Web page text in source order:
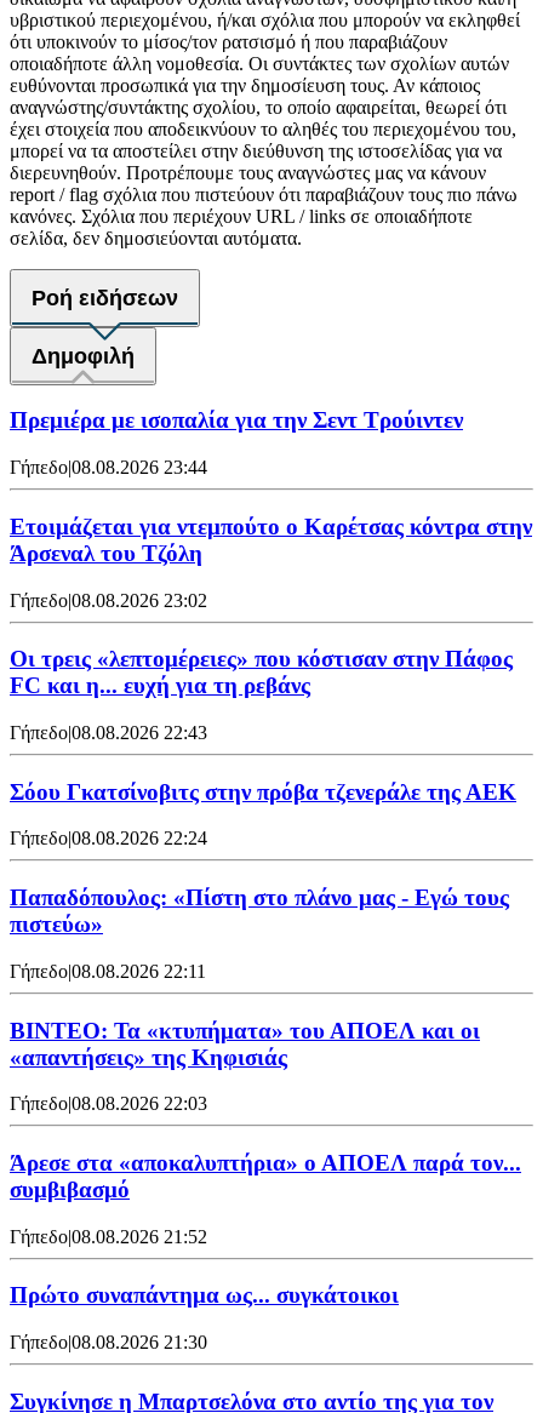
υβριστικού περιεχομένου, ή/και σχόλια που μπορούν να εκληφθεί
ότι υποκινούν το μίσος/τον ρατσισμό ή που παραβιάζουν
οποιαδήποτε άλλη νομοθεσία. Οι συντάκτες των σχολίων αυτών
ευθύνονται προσωπικά για την δημοσίευση τους. Αν κάποιος
αναγνώστης/συντάκτης σχολίου, το οποίο αφαιρείται, θεωρεί ότι
έχει στοιχεία που αποδεικνύουν το αληθές του περιεχομένου του,
μπορεί να τα αποστείλει στην διεύθυνση της ιστοσελίδας για να
διερευνηθούν. Προτρέπουμε τους αναγνώστες μας να κάνουν
report / flag σχόλια που πιστεύουν ότι παραβιάζουν τους πιο πάνω
κανόνες. Σχόλια που περιέχουν URL / links σε οποιαδήποτε
σελίδα, δεν δημοσιεύονται αυτόματα.
Ροή ειδήσεων
Δημοφιλή
Πρεμιέρα με ισοπαλία για την Σεντ Τρούιντεν
Γήπεδο|08.08.2026 23:44
Ετοιμάζεται για ντεμπούτο ο Καρέτσας κόντρα στην
Άρσεναλ του Τζόλη
Γήπεδο|08.08.2026 23:02
Οι τρεις «λεπτομέρειες» που κόστισαν στην Πάφος
FC και η... ευχή για τη ρεβάνς
Γήπεδο|08.08.2026 22:43
Σόου Γκατσίνοβιτς στην πρόβα τζενεράλε της ΑΕΚ
Γήπεδο|08.08.2026 22:24
Παπαδόπουλος: «Πίστη στο πλάνο μας - Εγώ τους
πιστεύω»
Γήπεδο|08.08.2026 22:11
ΒΙΝΤΕΟ: Τα «κτυπήματα» του ΑΠΟΕΛ και οι
«απαντήσεις» της Κηφισιάς
Γήπεδο|08.08.2026 22:03
Άρεσε στα «αποκαλυπτήρια» ο ΑΠΟΕΛ παρά τον...
συμβιβασμό
Γήπεδο|08.08.2026 21:52
Πρώτο συναπάντημα ως... συγκάτοικοι
Γήπεδο|08.08.2026 21:30
Συγκίνησε η Μπαρτσελόνα στο αντίο της για τον